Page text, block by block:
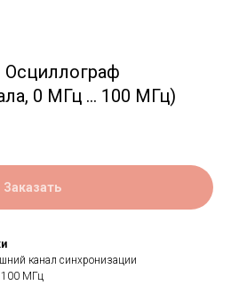
0 МГц … 100 МГц)
Заказать
канал синхронизации
100 МГц